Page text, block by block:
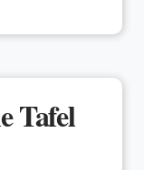
Tafel